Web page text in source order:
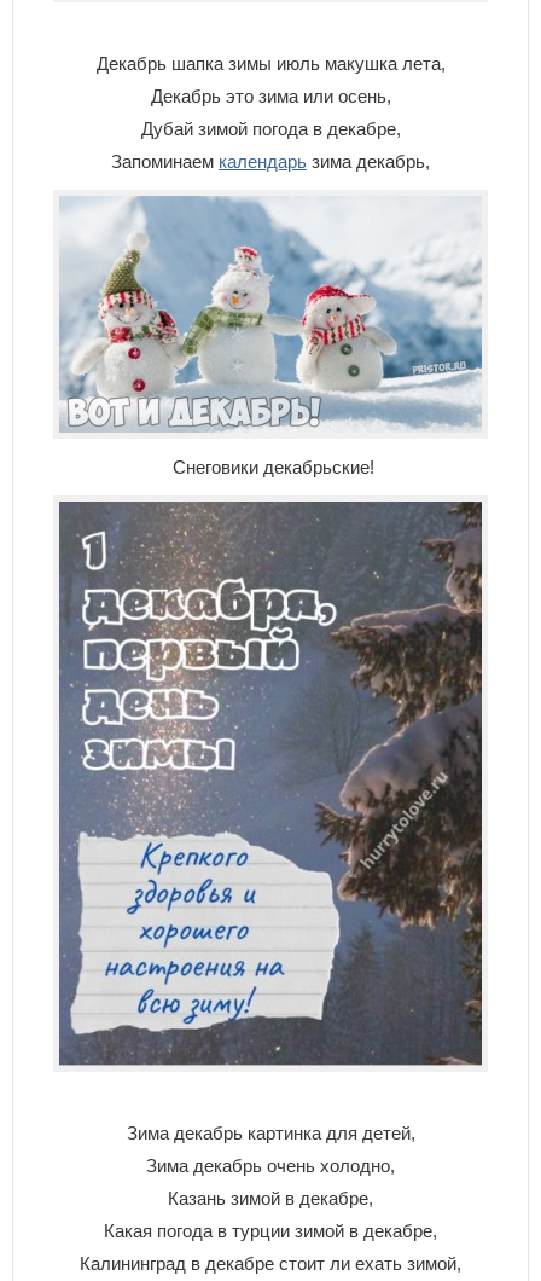
Декабрь шапка зимы июль макушка лета,
Декабрь это зима или осень,
Дубай зимой погода в декабре,
Запоминаем календарь зима декабрь,
Снеговики декабрьские!
Зима декабрь картинка для детей,
Зима декабрь очень холодно,
Казань зимой в декабре,
Какая погода в турции зимой в декабре,
Калининград в декабре стоит ли ехать зимой,